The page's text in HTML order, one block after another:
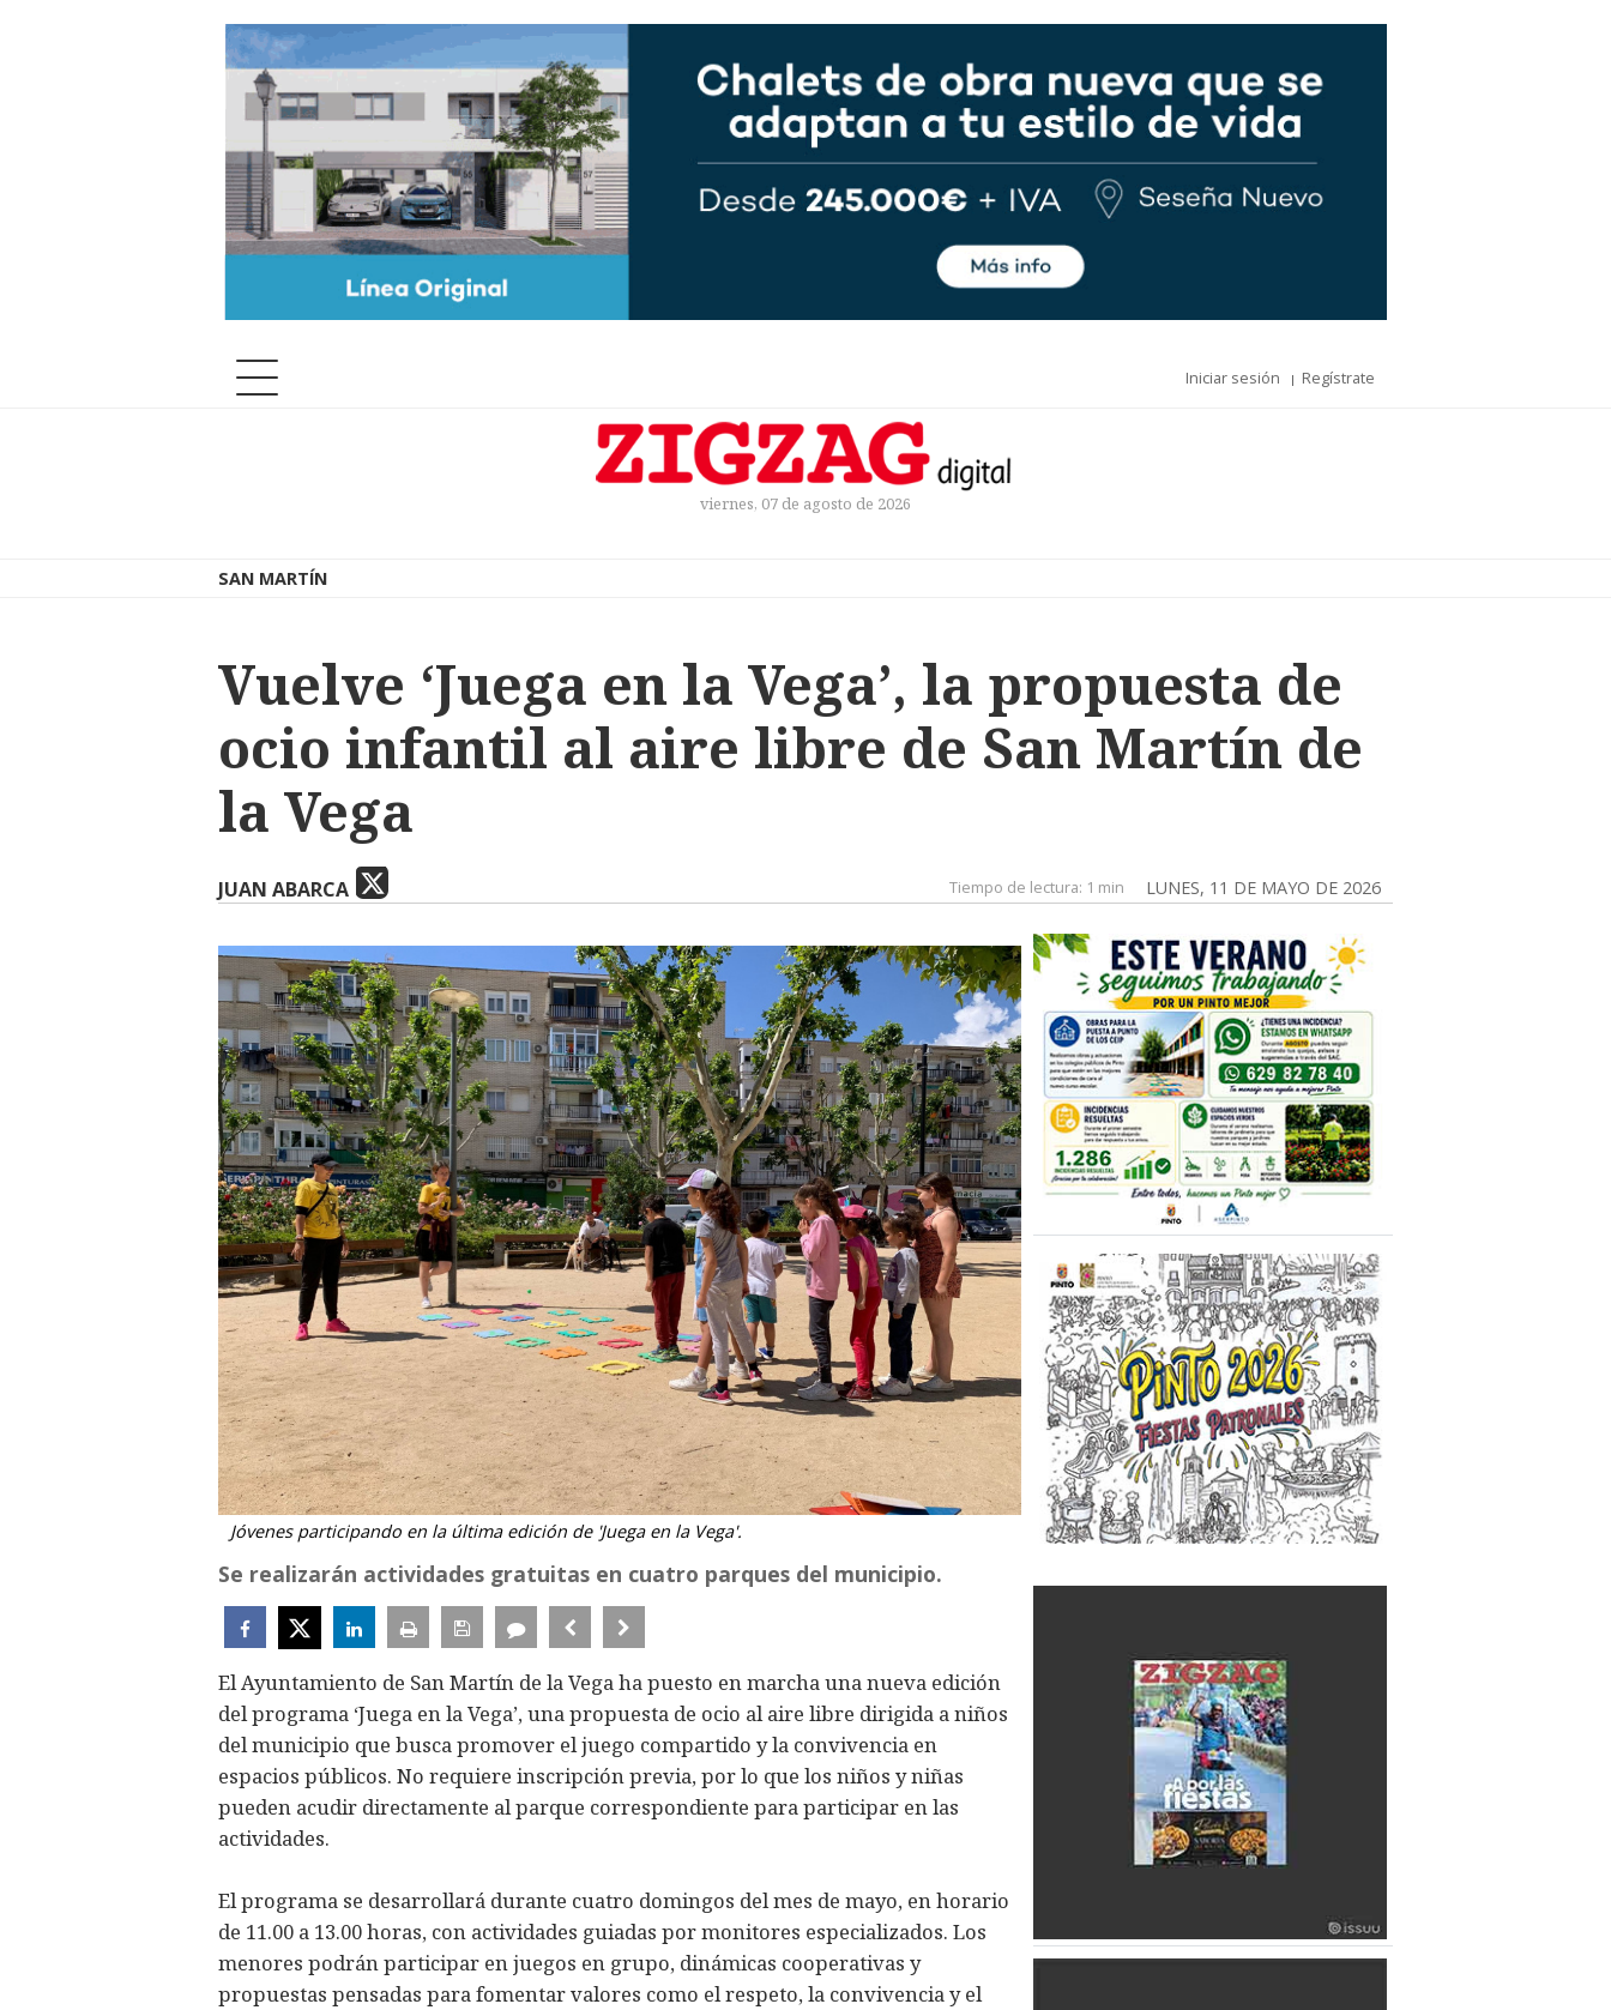
Iniciar sesión Regístrate
viernes, 07 de agosto de 2026
SAN MARTÍN
Vuelve ‘Juega en la Vega’, la propuesta de
ocio infantil al aire libre de San Martín de
la Vega
JUAN ABARCA LUNES, 11 DE MAYO DE 2026
Tiempo de lectura: 1 min
Jóvenes participando en la última edición de 'Juega en la Vega'.
Se realizarán actividades gratuitas en cuatro parques del municipio.
El Ayuntamiento de San Martín de la Vega ha puesto en marcha una nueva edición
del programa ‘Juega en la Vega’, una propuesta de ocio al aire libre dirigida a niños
del municipio que busca promover el juego compartido y la convivencia en
espacios públicos. No requiere inscripción previa, por lo que los niños y niñas
pueden acudir directamente al parque correspondiente para participar en las
actividades.
El programa se desarrollará durante cuatro domingos del mes de mayo, en horario
de 11.00 a 13.00 horas, con actividades guiadas por monitores especializados. Los
menores podrán participar en juegos en grupo, dinámicas cooperativas y
propuestas pensadas para fomentar valores como el respeto, la convivencia y el